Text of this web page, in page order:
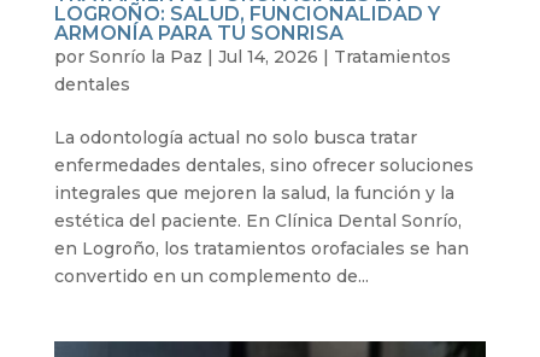
LOGROÑO: SALUD, FUNCIONALIDAD Y
ARMONÍA PARA TU SONRISA
por Sonrío la Paz | Jul 14, 2026 | Tratamientos
dentales
La odontología actual no solo busca tratar
enfermedades dentales, sino ofrecer soluciones
integrales que mejoren la salud, la función y la
estética del paciente. En Clínica Dental Sonrío,
en Logroño, los tratamientos orofaciales se han
convertido en un complemento de...